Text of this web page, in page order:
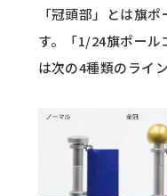
「冠頭部」とは旗
す。「1/24旗ポール
は次の4種類のライ